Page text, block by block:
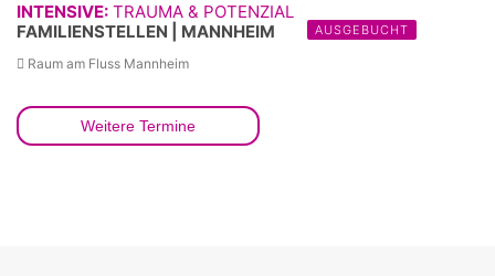
INTENSIVE: TRAUMA & POTENZIAL
FAMILIENSTELLEN | MANNHEIM
AUSGEBUCHT
Raum am Fluss Mannheim
Weitere Termine